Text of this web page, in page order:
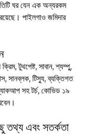
ঘর যেন এক অন্যরকম
পাইলগাও জমিদার
টুথপেষ্ট, সাবান, শ্যম্পু,
সানব্লক, টিস্যু, ব্যক্তিগত
সহ টর্চ, কোভিড ১৯
তথ্য এবং সতর্কতা